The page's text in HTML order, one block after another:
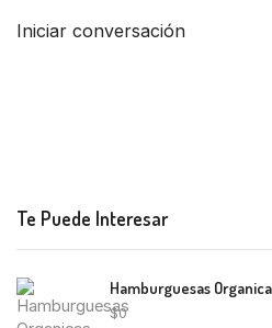
Iniciar conversación
Te Puede Interesar
$0